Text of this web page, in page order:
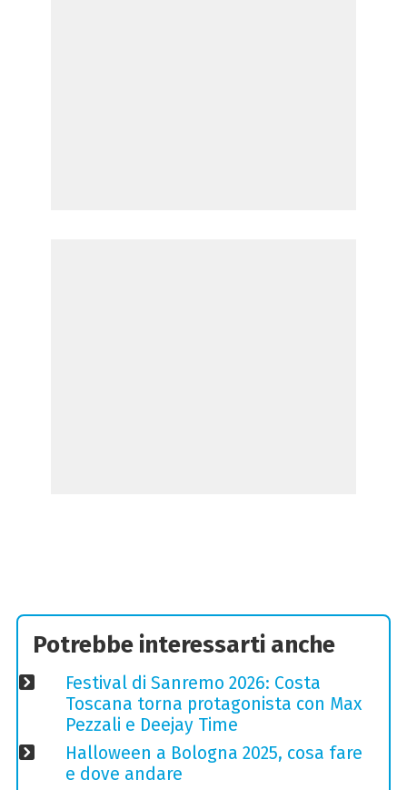
Potrebbe interessarti anche
Festival di Sanremo 2026: Costa
Toscana torna protagonista con Max
Pezzali e Deejay Time
Halloween a Bologna 2025, cosa fare
e dove andare